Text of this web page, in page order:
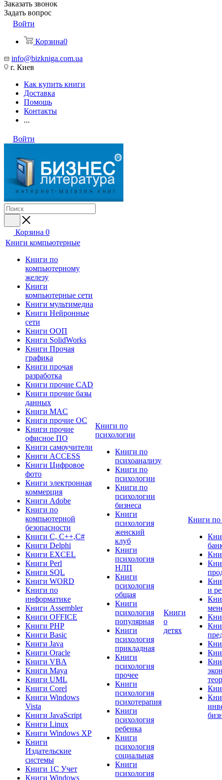
Заказать звонок
Задать вопрос
Войти
Корзина0
info@bizkniga.com.ua
г. Киев
Как купить книги
Доставка
Помощь
Контакты
...
Войти
Корзина 0
Книги компьютерные
Книги по
компьютерному
железу
Книги
компьютерные сети
Книги мультимедиа
Книги Нейронные
сети
Книги ООП
Книги SolidWorks
Книги Прочая
графика
Книги прочая
разработка
Книги прочие CAD
Книги прочие базы
данных
Книги MAC
Книги прочие ОС
Книги прочие
офисное ПО
Книги самоучители
Книги ACCESS
Книги Цифровое
фото
Книги электронная
коммерция
Книги Adobe
Книги по
компьютерной
безопасности
Книги C, C++,С#
Книги Delphi
Книги EXCEL
Книги Perl
Книги SQL
Книги WORD
Книги по
информатике
Книги Assembler
Книги OFFICE
Книги PHP
Книги Basic
Книги Java
Книги Oracle
Книги VBA
Книги Maya
Книги UML
Книги Corel
Книги Windows
Vista
Книги JavaScript
Книги Linux
Книги Windows XP
Книги
Издательские
системы
Книги 1C Учет
Книги Windows
Книги по
психологии
Книги по
психоанализу
Книги по
психологии
Книги по
психологии
бизнеса
Книги
психология
женский
клуб
Книги
психология
НЛП
Книги
психология
общая
Книги
психология
популярная
Книги
психология
прикладная
Книги
психология
прочее
Книги
психология
психотерапия
Книги
психология
ребенка
Книги
психология
социальная
Книги
психология
Книги
о
детях
Книги по
и